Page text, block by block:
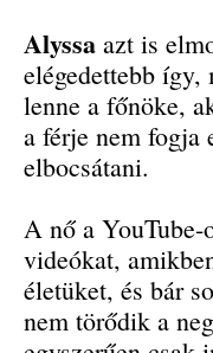
Alyssa azt is
elégedettebb így,
lenne a főnöke,
a férje nem fogja
elbocsátani.
A nő a YouTube-
videókat,
életüket, és bár
nem törődik a